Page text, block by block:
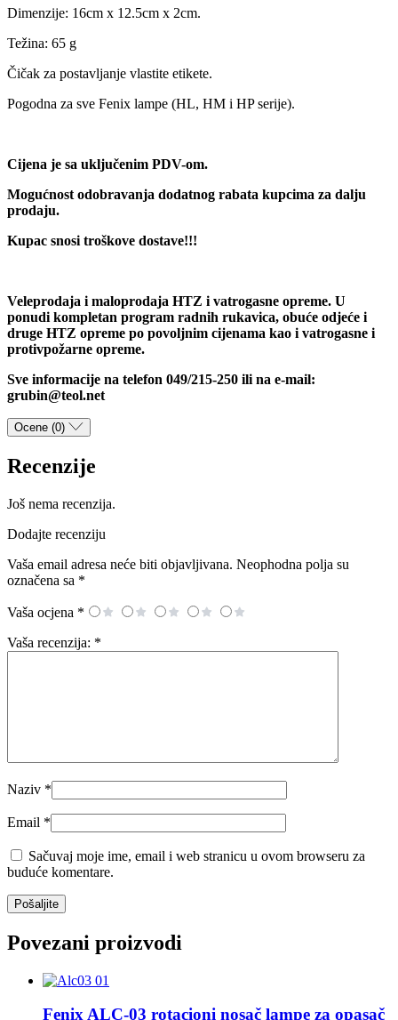
Dimenzije: 16cm x 12.5cm x 2cm.
Težina: 65 g
Čičak za postavljanje vlastite etikete.
Pogodna za sve Fenix lampe (HL, HM i HP serije).
Cijena je sa uključenim PDV-om.
Mogućnost odobravanja dodatnog rabata kupcima za dalju
prodaju.
Kupac snosi troškove dostave!!!
Veleprodaja i maloprodaja HTZ i vatrogasne opreme. U
ponudi kompletan program radnih rukavica, obuće odjeće i
druge HTZ opreme po povoljnim cijenama kao i vatrogasne i
protivpožarne opreme.
Sve informacije na telefon 049/215-250 ili na e-mail:
grubin@teol.net
Ocene (0)
Recenzije
Još nema recenzija.
Dodajte recenziju
Vaša email adresa neće biti objavljivana. Neophodna polja su
označena sa *
Vaša ocjena *
Vaša recenzija: *
Naziv *
Email *
Sačuvaj moje ime, email i web stranicu u ovom browseru za
buduće komentare.
Povezani proizvodi
Fenix ALC-03 rotacioni nosač lampe za opasač